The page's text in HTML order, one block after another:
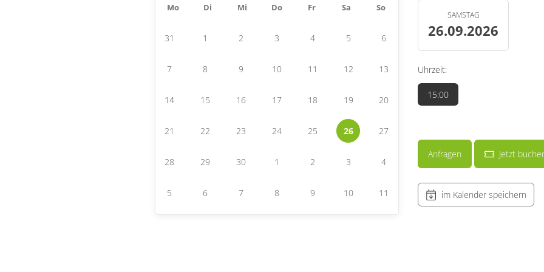
Mo Di Mi Do Fr Sa So
31 1 2 3 4 5 6
7 8 9 10 11 12 13
14 15 16 17 18 19 20
21 22 23 24 25 26 27
28 29 30 1 2 3 4
5 6 7 8 9 10 11
SAMSTAG
26.09.2026
Uhrzeit:
15:00
Anfragen Jetzt
im Kalender speichern